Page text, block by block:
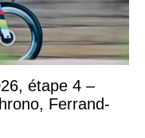
étape 4 –
Ferrand-